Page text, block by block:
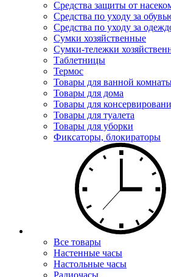
Средства защиты от
Средства по уходу за
Средства по уходу за
Сумки хозяйственные
Сумки-тележки
Таблетницы
Термос
Товары для ванной
Товары для дома
Товары для
Товары для туалета
Товары для уборки
Фиксаторы, блокираторы
Все товары
Настенные часы
Настольные часы
Радиочасы